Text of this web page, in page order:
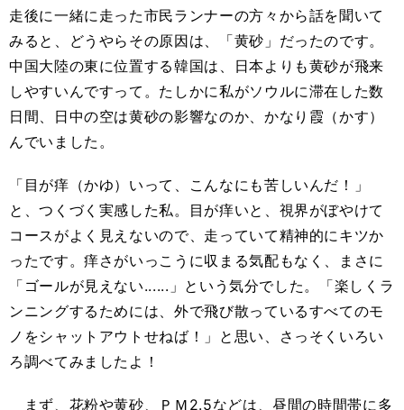
走後に一緒に走った市民ランナーの方々から話を聞いて
みると、どうやらその原因は、「黄砂」だったのです。
中国大陸の東に位置する韓国は、日本よりも黄砂が飛来
しやすいんですって。たしかに私がソウルに滞在した数
日間、日中の空は黄砂の影響なのか、かなり霞（かす）
んでいました。
「目が痒（かゆ）いって、こんなにも苦しいんだ！」
と、つくづく実感した私。目が痒いと、視界がぼやけて
コースがよく見えないので、走っていて精神的にキツか
ったです。痒さがいっこうに収まる気配もなく、まさに
「ゴールが見えない......」という気分でした。「楽しくラ
ンニングするためには、外で飛び散っているすべてのモ
ノをシャットアウトせねば！」と思い、さっそくいろい
ろ調べてみましたよ！
まず、花粉や黄砂、ＰＭ2.5などは、昼間の時間帯に多